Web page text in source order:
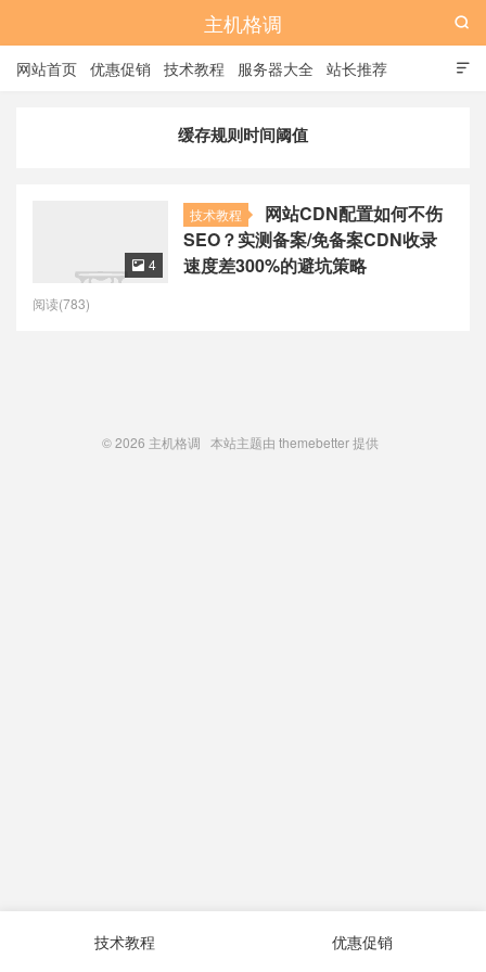
主机格调

网站首页 优惠促销 技术教程 服务器大全 站长推荐

缓存规则时间阈值
技术教程
网站CDN配置如何不伤
SEO？实测备案/免备案CDN收录
速度差300%的避坑策略
 4
阅读(783)
© 2026 主机格调 本站主题由 themebetter提供
技术教程 优惠促销